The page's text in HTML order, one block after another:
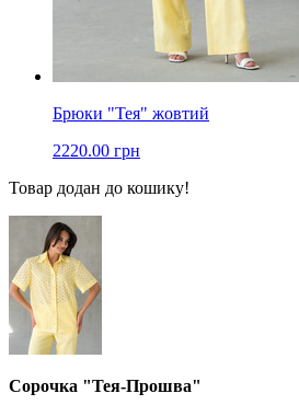
Брюки "Тея" жовтий
2220.00 грн
Товар додан до кошику!
Сорочка "Тея-Прошва"